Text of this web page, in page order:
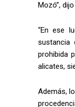
Mozó”,
“En ese
sustancia
prohibida
alicates,
Además,